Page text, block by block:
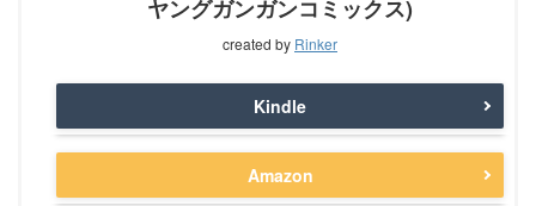
ヤングガンガンコミックス)
created by Rinker
Kindle
Amazon